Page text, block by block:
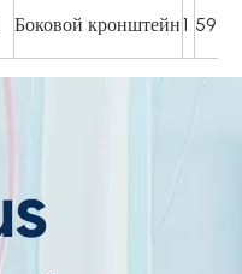
Боковой кронштейн1 59